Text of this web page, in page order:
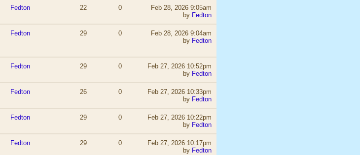
Fedton 22 0
Feb 28, 2026 9:05am
by Fedton
Fedton 29 0
Feb 28, 2026 9:04am
by Fedton
Fedton 29 0
Feb 27, 2026 10:52pm
by Fedton
Fedton 26 0
Feb 27, 2026 10:33pm
by Fedton
Fedton 29 0
Feb 27, 2026 10:22pm
by Fedton
Fedton 29 0
Feb 27, 2026 10:17pm
by Fedton